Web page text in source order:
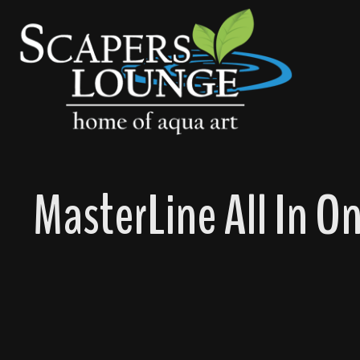
Zur Hauptnavigation springen
MasterLine All In